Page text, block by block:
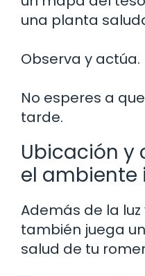
una planta
Observa y actúa.
No esperes a
tarde.
Ubicación y
el ambiente
Además de la
también juega
salud de tu